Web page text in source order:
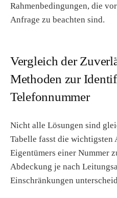
Rahmenbedingungen, die
Anfrage zu beachten sind.
Vergleich der
Methoden zur
Telefonnummer
Nicht alle Lösungen sind
Tabelle fasst die wichtigsten
Eigentümers einer Nummer
Abdeckung je nach
Einschränkungen